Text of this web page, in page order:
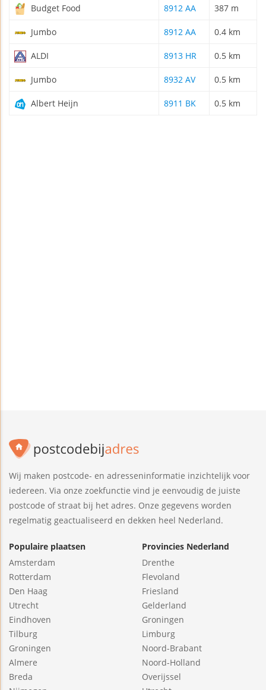
Budget Food 8912 AA 387 m
Jumbo 8912 AA 0.4 km
ALDI 8913 HR 0.5 km
Jumbo 8932 AV 0.5 km
Albert Heijn 8911 BK 0.5 km
Wij maken postcode- en adresseninformatie inzichtelijk voor
iedereen. Via onze zoekfunctie vind je eenvoudig de juiste
postcode of straat bij het adres. Onze gegevens worden
regelmatig geactualiseerd en dekken heel Nederland.
Populaire plaatsen
Amsterdam
Rotterdam
Den Haag
Utrecht
Eindhoven
Tilburg
Groningen
Almere
Breda
Provincies Nederland
Drenthe
Flevoland
Friesland
Gelderland
Groningen
Limburg
Noord-Brabant
Noord-Holland
Overijssel